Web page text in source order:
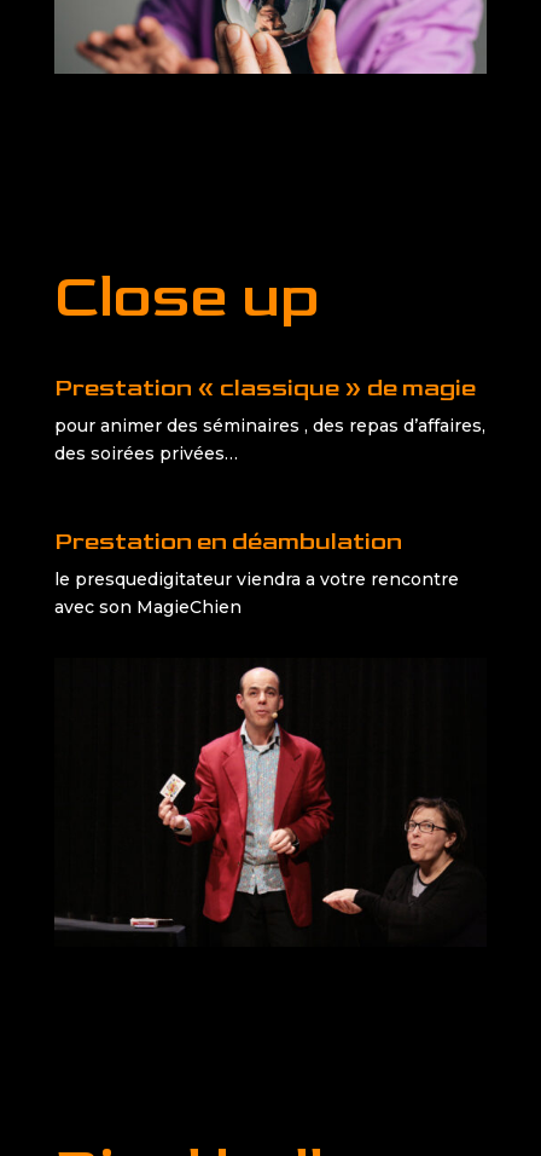
Close up
Prestation « classique » de magie
pour animer des séminaires , des repas d’affaires,
des soirées privées…
Prestation en déambulation
le presquedigitateur viendra a votre rencontre
avec son MagieChien